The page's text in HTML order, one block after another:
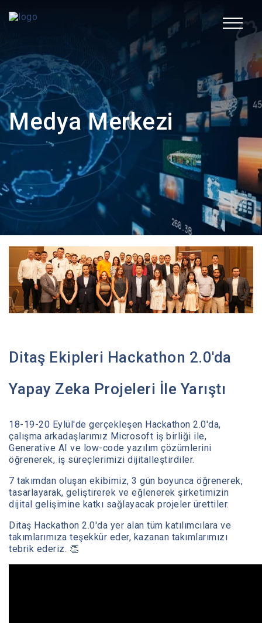
EN
Kurumsal
Faaliyet Alanları
Sürdürülebilirlik
Medya Merkezi
Medya Merkezi
Ditaş Ekipleri Hackathon 2.0'da
Yapay Zeka Projeleri İle Yarıştı
18-19-20 Eylül'de gerçekleşen Hackathon 2.0'da,
çalışma arkadaşlarımız Microsoft iş birliği ile,
Generative AI ve low-code yazılım çözümlerini
öğrenerek, iş süreçlerimizi dijitalleştirdiler.
7 takımdan oluşan ekibimiz, 3 gün boyunca öğrenerek,
tasarlayarak, geliştirerek ve eğlenerek şirketimizin
dijital gelişimine katkı sağlayacak projeler ürettiler.
Ditaş Hackathon 2.0'da yer alan tüm katılımcılara ve
takımlarımıza teşekkür eder, kazanan takımlarımızı
tebrik ederiz. 👏